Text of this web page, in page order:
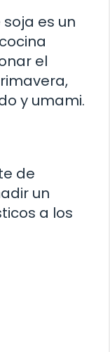
es un
el
y umami.
de
un
a los